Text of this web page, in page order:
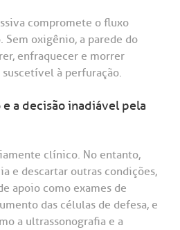
compromete o fluxo
Sem oxigênio, a parede do
enfraquecer e morrer
à perfuração.
a decisão inadiável pela
clínico. No entanto,
e descartar outras condições,
apoio como exames de
das células de defesa, e
a ultrassonografia e a